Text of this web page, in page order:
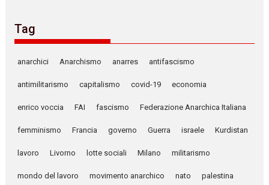
Tag
anarchici Anarchismo anarres antifascismo
antimilitarismo capitalismo covid-19 economia
enrico voccia FAI fascismo Federazione Anarchica Italiana
femminismo Francia governo Guerra israele Kurdistan
lavoro Livorno lotte sociali Milano militarismo
mondo del lavoro movimento anarchico nato palestina